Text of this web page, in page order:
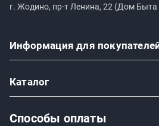
г. Жодино, пр-т Ленина, 22 (Дом Быта
Информация для
Каталог
Способы оплаты